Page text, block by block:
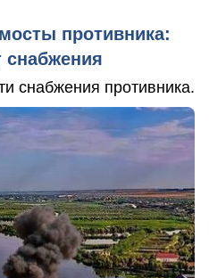
противника:
снабжения
снабжения противника.